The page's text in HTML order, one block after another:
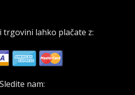
trgovini lahko plačate z:
Sledite nam: